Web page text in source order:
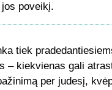
poveikį.
tiek
– kiekvienas gali
per judesį,